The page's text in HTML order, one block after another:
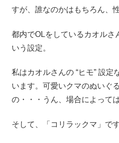
すが、誰なのかはもちろん、
都内でOLをしているカオルさ
いう設定。
私はカオルさんの “ヒモ” 設定
います。可愛いクマのぬいぐ
の・・・うん、場合によっては
そして、「コリラックマ」です